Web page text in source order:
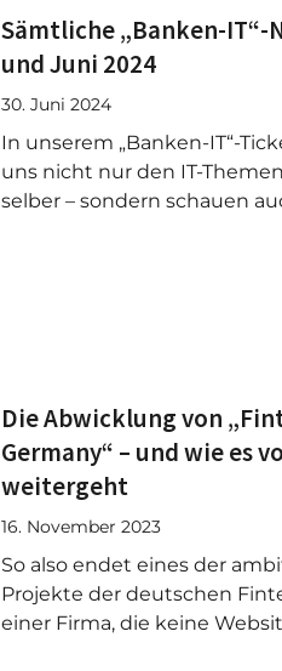
Sämtliche „Banken-IT“-
und Juni 2024
30. Juni 2024
In unserem „Banken-IT“-
uns nicht nur den IT-
selber – sondern schauen
Die Abwicklung von
Germany“ – und wie es
weitergeht
16. November 2023
So also endet eines der
Projekte der deutschen
einer Firma, die keine